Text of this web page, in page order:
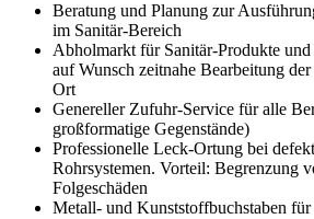
Beratung und Planung zur
im Sanitär-Bereich
Abholmarkt für Sanitär-Produkte
auf Wunsch zeitnahe Bearbeitung
Ort
Genereller Zufuhr-Service für alle
großformatige Gegenstände)
Professionelle Leck-Ortung bei
Rohrsystemen. Vorteil: Begrenzung
Folgeschäden
Metall- und Kunststoffbuchstaben für